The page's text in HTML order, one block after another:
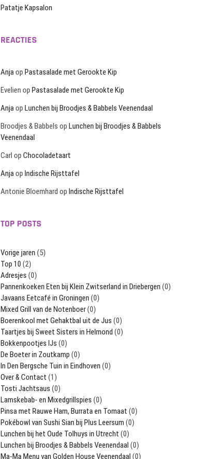
Patatje Kapsalon
REACTIES
Anjaop Pastasalade met Gerookte Kip
Evelien op Pastasalade met Gerookte Kip
Anjaop Lunchen bij Broodjes & Babbels Veenendaal
Broodjes & Babbels op Lunchen bij Broodjes & Babbels
Veenendaal
Carl op Chocoladetaart
Anjaop Indische Rijsttafel
Antonie Bloemhard op Indische Rijsttafel
TOP POSTS
Vorige jaren (5)
Top 10 (2)
Adresjes (0)
Pannenkoeken Eten bij Klein Zwitserland in Driebergen (0)
Javaans Eetcafé in Groningen (0)
Mixed Grill van de Notenboer(0)
Boerenkool met Gehaktbal uit de Jus (0)
Taartjes bij Sweet Sisters in Helmond (0)
Bokkenpootjes IJs (0)
De Boeter in Zoutkamp (0)
In Den Bergsche Tuin in Eindhoven (0)
Over & Contact (1)
Tosti Jachtsaus (0)
Lamskebab- en Mixedgrillspies (0)
Pinsa met Rauwe Ham, Burrata en Tomaat (0)
Pokébowl van Sushi Sian bij Plus Leersum (0)
Lunchen bij het Oude Tolhuys in Utrecht (0)
Lunchen bij Broodjes & Babbels Veenendaal (0)
Ma-Ma Menu van Golden House Veenendaal (0)